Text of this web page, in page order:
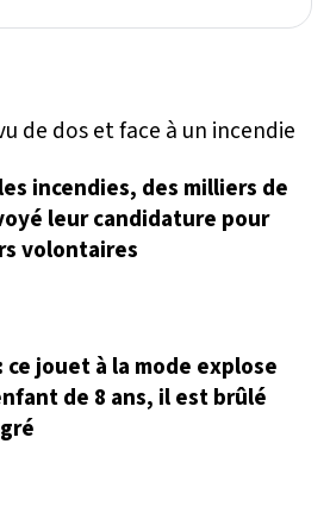
incendies, des milliers de
leur candidature pour
volontaires
jouet à la mode explose
de 8 ans, il est brûlé